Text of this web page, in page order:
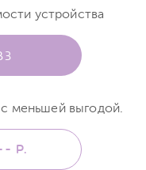
устройства
меньшей выгодой.
Р.